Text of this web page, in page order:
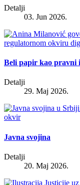
Detalji
03. Jun 2026.
Beli papir kao pravni
Detalji
29. Maj 2026.
Javna svojina
Detalji
20. Maj 2026.